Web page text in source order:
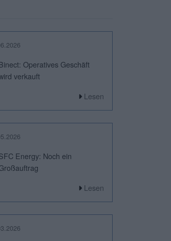
Operatives Geschäft
verkauft
Lesen
Energy: Noch ein
Lesen